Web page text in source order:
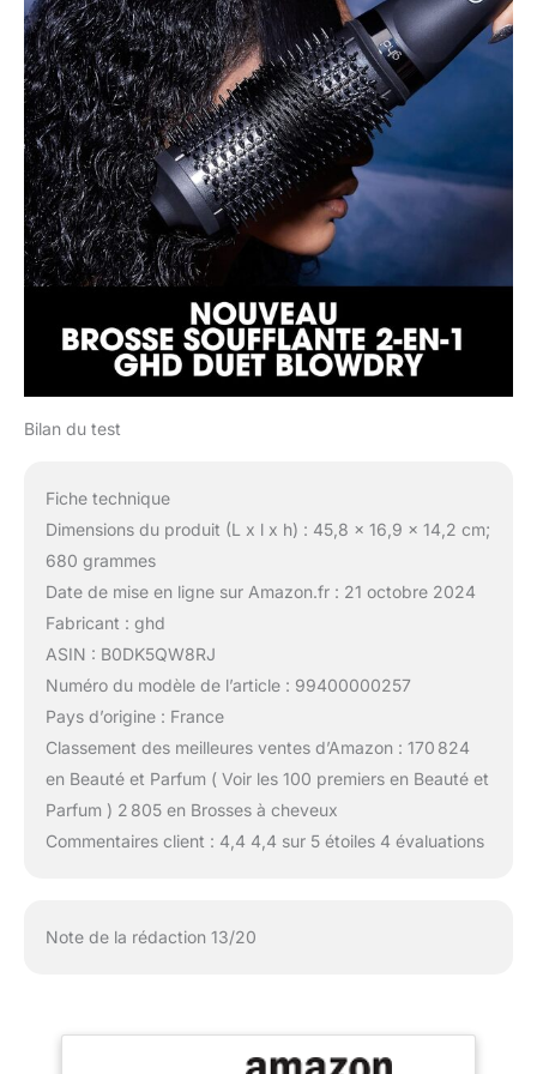
Bilan du test
Fiche technique
Dimensions du produit (L x l x h) : 45,8 x 16,9 x 14,2 cm;
680 grammes
Date de mise en ligne sur Amazon.fr : 21 octobre 2024
Fabricant : ghd
ASIN : B0DK5QW8RJ
Numéro du modèle de l’article : 99400000257
Pays d’origine : France
Classement des meilleures ventes d’Amazon : 170 824
en Beauté et Parfum ( Voir les 100 premiers en Beauté et
Parfum ) 2 805 en Brosses à cheveux
Commentaires client : 4,4 4,4 sur 5 étoiles 4 évaluations
Note de la rédaction 13/20